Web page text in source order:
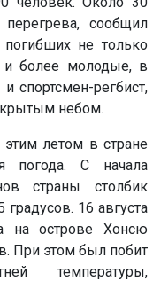
сообщил
не только
и более молодые, в
спортсмен-регбист,
небом.
этим летом в стране
погода. С начала
страны столбик
16 августа
на острове Хонсю
При этом был побит
температуры,